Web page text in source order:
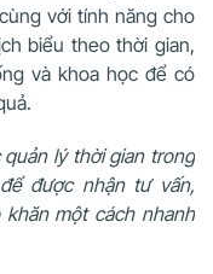
với tính năng cho
biểu theo thời gian,
và khoa học để có
lý thời gian trong
được nhận tư vấn,
một cách nhanh